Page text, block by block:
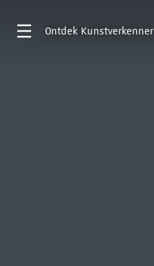
Ontdek Kunstverkenner